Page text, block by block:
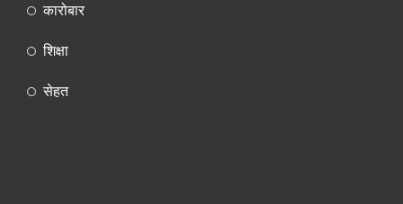
कारोबार
शिक्षा
सेहत